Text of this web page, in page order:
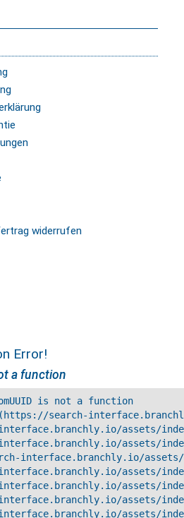
widerrufen
Error!
a function
is not a function
search-
assets/
assets/
interface.branchly.io/
assets/
assets/
assets/
assets/